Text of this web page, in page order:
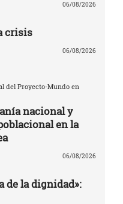
06/08/2026
crisis
06/08/2026
del Proyecto-Mundo en
nacional y
en la
06/08/2026
de la dignidad»: